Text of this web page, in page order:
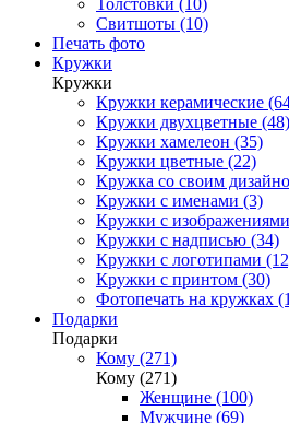
Толстовки (10)
Свитшоты (10)
Печать фото
Кружки
Кружки
Кружки керамические
Кружки двухцветные (48)
Кружки хамелеон (35)
Кружки цветные (22)
Кружка со своим
Кружки с именами (3)
Кружки с
Кружки с надписью (34)
Кружки с логотипами
Кружки с принтом (30)
Фотопечать на кружках
Подарки
Подарки
Кому (271)
Кому (271)
Женщине (100)
Мужчине (69)